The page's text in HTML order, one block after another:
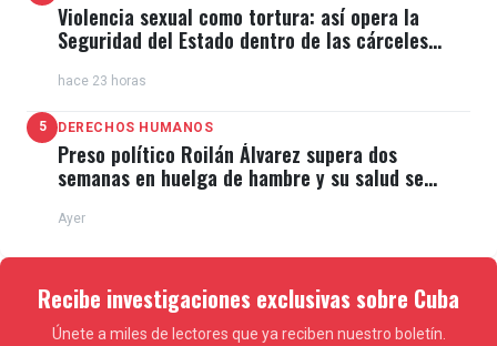
Violencia sexual como tortura: así opera la
Seguridad del Estado dentro de las cárceles
hace 23 horas
5 DERECHOS HUMANOS
Preso político Roilán Álvarez supera dos
semanas en huelga de hambre y su salud se
Ayer
Recibe investigaciones exclusivas sobre Cuba
Únete a miles de lectores que ya reciben nuestro boletín.